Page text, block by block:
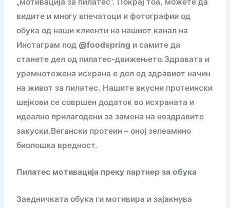
видите и многу впечатоци и фотографии од
обука од наши клиенти на нашиот канал на
Инстаграм под @foodspring и самите да
станете дел од пилатес-движењето.Здравата и
урамнотежена исхрана е дел од здравиот начин
на живот за пилатес. Нашите вкусни протеински
шејкови се совршен додаток во исхраната и
идеално прилагодени за замена на нездравите
закуски.Вегански протеин – оној зелеамино
биолошка вредност.
Пилатес мотивација преку партнер за обука
Заедничката обука ги мотивира и зајакнува